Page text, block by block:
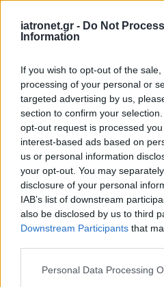
iatronet.gr - Do Not
Information
If you wish to opt-out of the
processing of your personal or
targeted advertising by us,
section to confirm your
opt-out request is processed
interest-based ads based on
us or personal information
your opt-out. You may
disclosure of your personal
IAB’s list of downstream
also be disclosed by us to third
Downstream Participants that
Please note that this website/
Personal Data Processing
φαρμάκων, με
παρατεταμένη ή
αντικαταθλιπτικό).
Άλλη μελέτη
φάρμακα υπερτερούν
πληθυσμούς,
παθήσεις,
προφίλ αποδέσμευσης.
συμβατικά φάρμακα
είναι προτιμότερα σε